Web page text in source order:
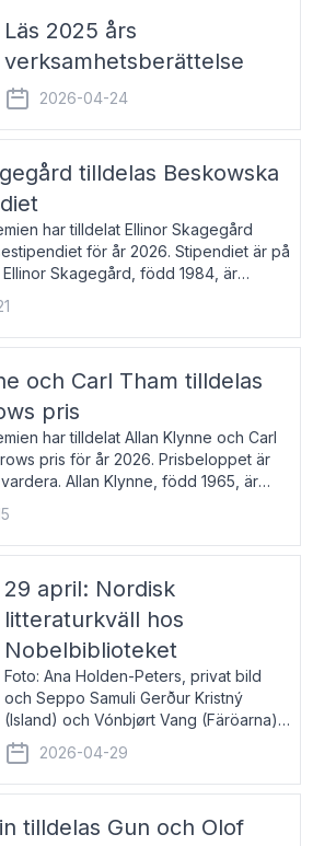
Läs 2025 års
verksamhetsberättelse
2026-04-24
tilldelas Beskowska
har tilldelat Ellinor Skagegård
för år 2026. Stipendiet är på
Skagegård, född 1984, är
och musiker. Hon skriver
Svenska Dagbladet, Ups
och Carl Tham tilldelas
pris
har tilldelat Allan Klynne och Carl
pris för år 2026. Prisbeloppet är
Allan Klynne, född 1965, är
översättare och fil.dr i antikens
Ut
29 april: Nordisk
litteraturkväll hos
Nobelbiblioteket
Foto: Ana Holden-Peters, privat bild
och Seppo Samuli Gerður Kristný
(Island) och Vónbjørt Vang (Färöarna)
läser ur sina verk och samtalar med
John Swedenmark. De läser upp på
färöiska, isländska och svenska och
2026-04-29
tilldelas Gun och Olof